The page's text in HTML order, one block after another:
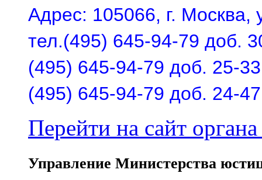
Адрес: 105066, г. Москва,
тел.(495) 645-94-79 доб.
(495) 645-94-79 доб. 25-33
(495) 645-94-79 доб. 24-47
Перейти на сайт
Управление Министерства